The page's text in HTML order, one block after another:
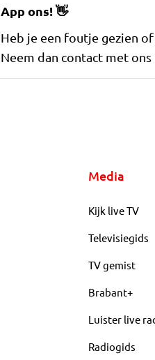
App ons!👋
Heb je een foutje gezien
Neem dan contact met ons
Media
Kijk live TV
Televisiegids
TV gemist
Brabant+
Luister live
Radiogids